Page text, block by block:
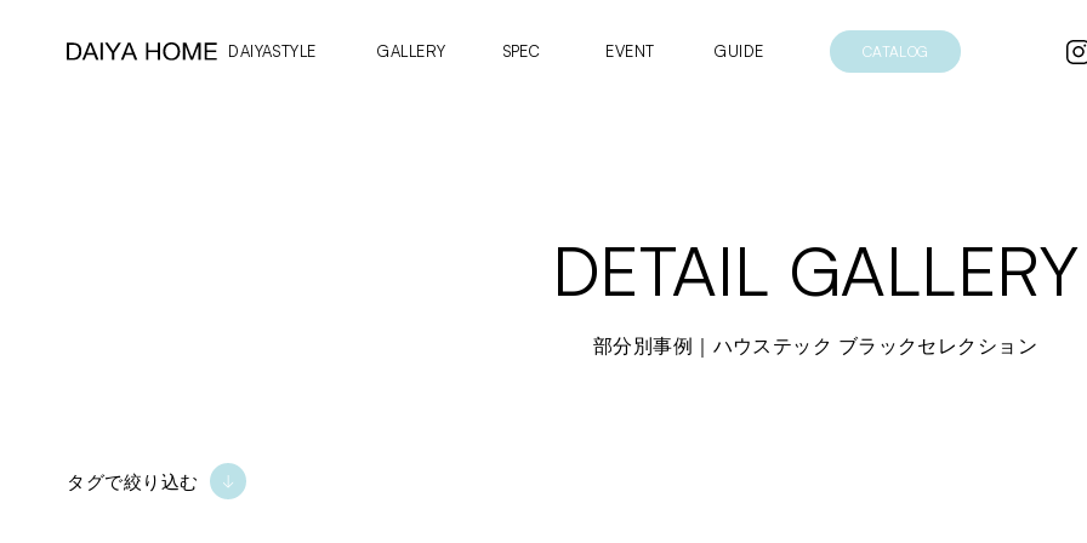
DAIYASTYLE GALLERY SPEC EVENT GUIDE CATALOG
DETAIL GALLERY
部分別事例｜ハウステック ブラックセレクション
タグで絞り込む